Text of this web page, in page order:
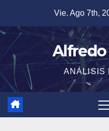
contenido
Vie. Ago 7th,
ANÁLISIS